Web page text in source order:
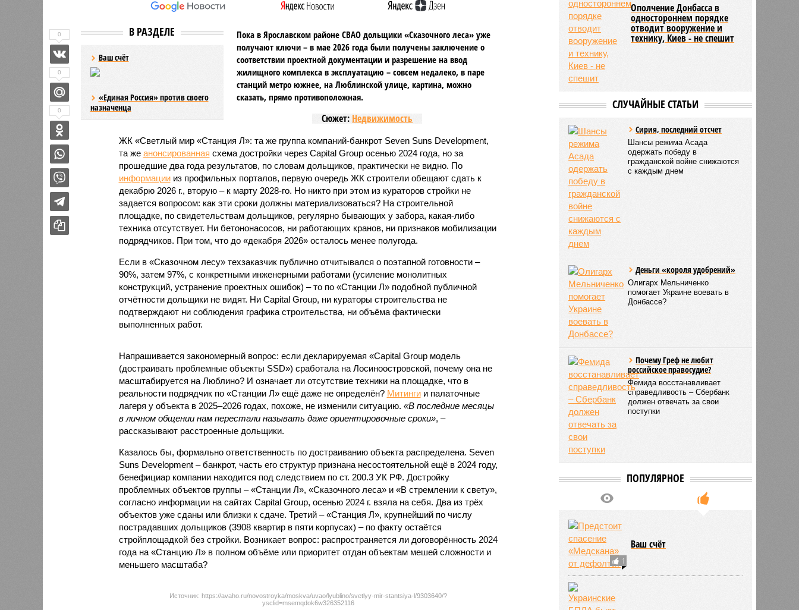
В РАЗДЕЛЕ
Ваш счёт
«Единая Россия» против своего
назначенца
Пока в Ярославском районе СВАО дольщики «Сказочного леса» уже
получают ключи – в мае 2026 года были получены заключение о
соответствии проектной документации и разрешение на ввод
жилищного комплекса в эксплуатацию – совсем недалеко, в паре
станций метро южнее, на Люблинской улице, картина, можно
сказать, прямо противоположная.
Сюжет: Недвижимость
ЖК «Светлый мир «Станция Л»: та же группа компаний-банкрот Seven Suns Development,
та же анонсированная схема достройки через Capital Group осенью 2024 года, но за
прошедшие два года результатов, по словам дольщиков, практически не видно. По
информациииз профильных порталов, первую очередь ЖК строители обещают сдать к
декабрю 2026 г., вторую – к марту 2028-го. Но никто при этом из кураторов стройки не
задается вопросом: как эти сроки должны материализоваться? На строительной
площадке, по свидетельствам дольщиков, регулярно бывающих у забора, какая-либо
техника отсутствует. Ни бетононасосов, ни работающих кранов, ни признаков мобилизации
подрядчиков. При том, что до «декабря 2026» осталось менее полугода.
Если в «Сказочном лесу» техзаказчик публично отчитывался о поэтапной готовности –
90%, затем 97%, с конкретными инженерными работами (усиление монолитных
конструкций, устранение проектных ошибок) – то по «Станции Л» подобной публичной
отчётности дольщики не видят. Ни Capital Group, ни кураторы строительства не
подтверждают ни соблюдения графика строительства, ни объёма фактически
выполненных работ.
Напрашивается закономерный вопрос: если декларируемая «Capital Group модель
(достраивать проблемные объекты SSD») сработала на Лосиноостровской, почему она не
масштабируется на Люблино? И означает ли отсутствие техники на площадке, что в
реальности подрядчик по «Станции Л» ещё даже не определён? Митингии палаточные
лагеря у объекта в 2025–2026 годах, похоже, не изменили ситуацию. «В последние месяцы
в личном общении нам перестали называть даже ориентировочные сроки», –
рассказывают расстроенные дольщики.
Казалось бы, формально ответственность по достраиванию объекта распределена. Seven
Suns Development – банкрот, часть его структур признана несостоятельной ещё в 2024 году,
бенефициар компании находится под следствием по ст. 200.3 УК РФ. Достройку
проблемных объектов группы – «Станции Л», «Сказочного леса» и «В стремлении к свету»,
согласно информации на сайтах Capital Group, осенью 2024 г. взяла на себя. Два из трёх
объектов уже сданы или близки к сдаче. Третий – «Станция Л», крупнейший по числу
пострадавших дольщиков (3908 квартир в пяти корпусах) – по факту остаётся
стройплощадкой без стройки. Возникает вопрос: распространяется ли договорённость 2024
года на «Станцию Л» в полном объёме или приоритет отдан объектам мешей сложности и
меньшего масштаба?
Источник: https://avaho.ru/novostroyka/moskva/uvao/lyublino/svetlyy-mir-stantsiya-l/9303640/?
ysclid=msemqdok6w326352116
0
0
0
Ополчение Донбасса в
одностороннем порядке
отводит вооружение и
технику, Киев - не спешит
СЛУЧАЙНЫЕ СТАТЬИ
Сирия, последний отсчет
Шансы режима Асада
одержать победу в
гражданской войне снижаются
с каждым днем
Деньги «короля удобрений»
Олигарх Мельниченко
помогает Украине воевать в
Донбассе?
Почему Греф не любит
российское правосудие?
Фемида восстанавливает
справедливость – Сбербанк
должен отвечать за свои
поступки
ПОПУЛЯРНОЕ
1
Ваш счёт